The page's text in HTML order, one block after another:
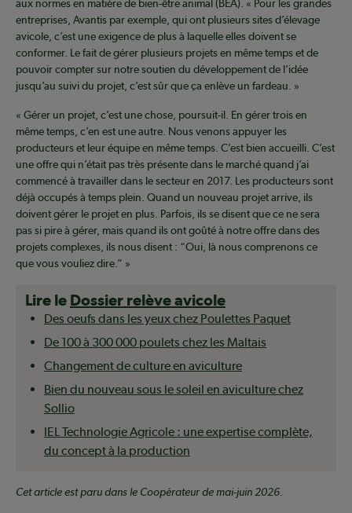
aux normes en matière de bien-être animal (BEA). « Pour les grandes
entreprises, Avantis par exemple, qui ont plusieurs sites d’élevage
avicole, c’est une exigence de plus à laquelle elles doivent se
conformer. Le fait de gérer plusieurs projets en même temps et de
pouvoir compter sur notre soutien du développement de l’idée
jusqu’au suivi du projet, c’est sûr que ça enlève un fardeau. »
« Gérer un projet, c’est une chose, poursuit-il. En gérer trois en
même temps, c’en est une autre. Nous venons appuyer les
producteurs et leur équipe en même temps. C’est bien accueilli. C’est
une offre qui n’était pas très présente dans le marché quand j’ai
commencé à travailler dans le secteur en 2017. Les producteurs sont
déjà occupés à temps plein. Quand un nouveau projet arrive, ils
doivent gérer le projet en plus. Parfois, ils se disent que ce ne sera
pas si pire à gérer, mais quand ils ont goûté à notre offre dans des
projets complexes, ils nous disent : “Oui, là nous comprenons ce
que vous vouliez dire.” »
Lire le Dossier relève avicole
Des oeufs dans les yeux chez Poulettes Paquet
De 100 à 300 000 poulets chez les Maltais
Changement de culture en aviculture
Bien du nouveau sous le soleil en aviculture chez
Sollio
IEL Technologie Agricole : une expertise complète,
du concept à la production
Cet article est paru dans le Coopérateur de mai-juin 2026.